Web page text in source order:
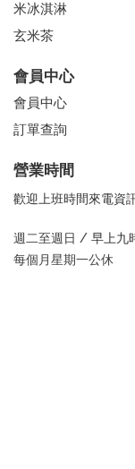
米冰淇淋
玄米茶
會員中心
會員中心
訂單查詢
營業時間
歡迎上班時間來電資
週二至週日 / 早上九
每個月星期一公休